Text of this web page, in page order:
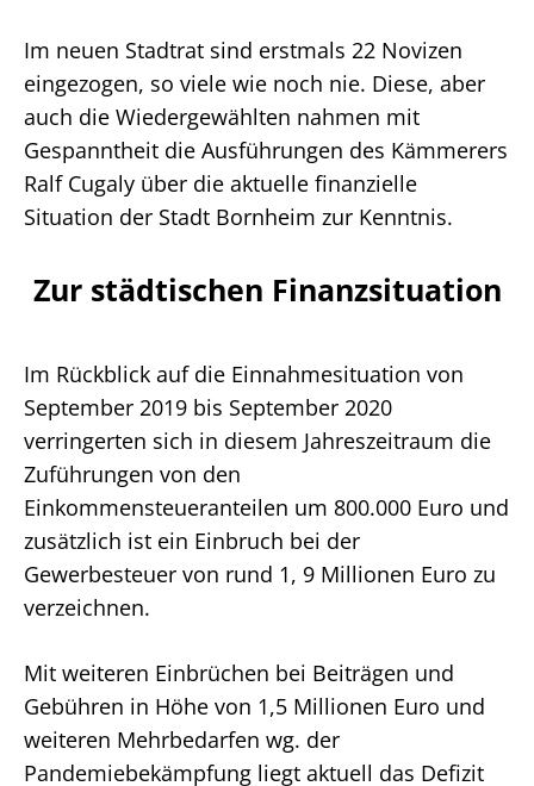
Im neuen Stadtrat sind erstmals 22 Novizen
eingezogen, so viele wie noch nie. Diese, aber
auch die Wiedergewählten nahmen mit
Gespanntheit die Ausführungen des Kämmerers
Ralf Cugaly über die aktuelle finanzielle
Situation der Stadt Bornheim zur Kenntnis.
Zur städtischen Finanzsituation
Im Rückblick auf die Einnahmesituation von
September 2019 bis September 2020
verringerten sich in diesem Jahreszeitraum die
Zuführungen von den
Einkommensteueranteilen um 800.000 Euro und
zusätzlich ist ein Einbruch bei der
Gewerbesteuer von rund 1, 9 Millionen Euro zu
verzeichnen.
Mit weiteren Einbrüchen bei Beiträgen und
Gebühren in Höhe von 1,5 Millionen Euro und
weiteren Mehrbedarfen wg. der
Pandemiebekämpfung liegt aktuell das Defizit